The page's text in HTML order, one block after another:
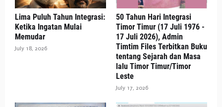
Lima Puluh Tahun Integrasi:
Ketika Ingatan Mulai
Memudar
July 18, 2026
50 Tahun Hari Integrasi
Timor Timur (17 Juli 1976 -
17 Juli 2026), Admin
Timtim Files Terbitkan Buku
tentang Sejarah dan Masa
lalu Timor Timur/Timor
Leste
July 17, 2026